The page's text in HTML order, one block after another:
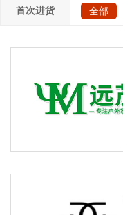
首次进货 全部